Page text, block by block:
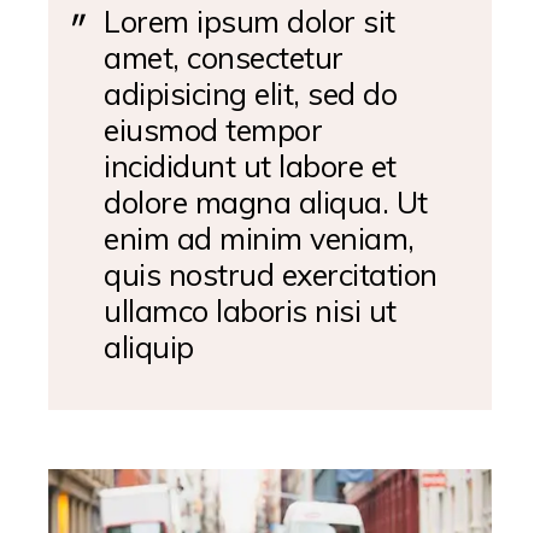
Lorem ipsum dolor sit
amet, consectetur
adipisicing elit, sed do
eiusmod tempor
incididunt ut labore et
dolore magna aliqua. Ut
enim ad minim veniam,
quis nostrud exercitation
ullamco laboris nisi ut
aliquip